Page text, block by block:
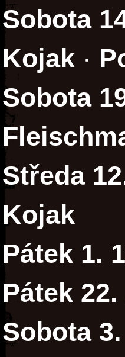
Sobota
Kojak ·
Sobota
Středa
Kojak
Pátek 1.
Pátek
Sobota